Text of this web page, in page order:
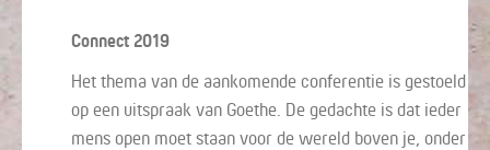
Connect 2019
Het thema van de aankomende conferentie is gestoeld
op een uitspraak van Goethe. De gedachte is dat ieder
mens open moet staan voor de wereld boven je, onder